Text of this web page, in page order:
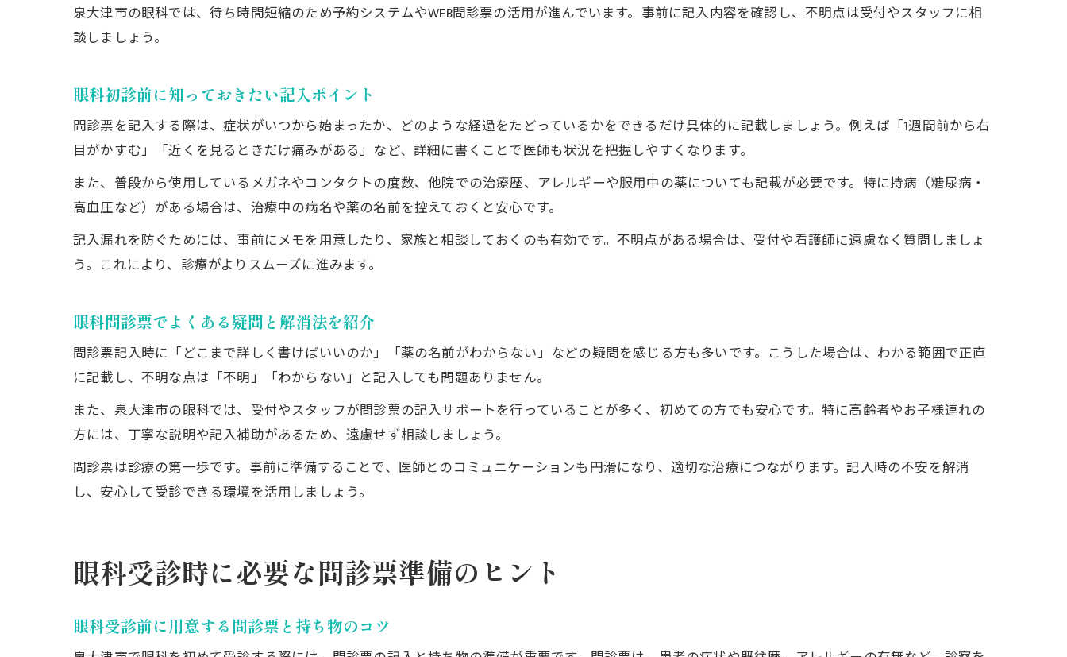
このエリアでスムーズな眼科初診を叶える方法
泉大津市の眼科で快適な初診を実現するコツ
安心のための眼科初診事前準備ポイント
泉大津市の眼科では、待ち時間短縮のため予約システムやWEB問診票の活用が進んでいます。事前に記入内容を確認し、不明点は受付やスタッフに相
談しましょう。
眼科初診前に知っておきたい記入ポイント
問診票を記入する際は、症状がいつから始まったか、どのような経過をたどっているかをできるだけ具体的に記載しましょう。例えば「1週間前から右
目がかすむ」「近くを見るときだけ痛みがある」など、詳細に書くことで医師も状況を把握しやすくなります。
また、普段から使用しているメガネやコンタクトの度数、他院での治療歴、アレルギーや服用中の薬についても記載が必要です。特に持病（糖尿病・
高血圧など）がある場合は、治療中の病名や薬の名前を控えておくと安心です。
記入漏れを防ぐためには、事前にメモを用意したり、家族と相談しておくのも有効です。不明点がある場合は、受付や看護師に遠慮なく質問しましょ
う。これにより、診療がよりスムーズに進みます。
眼科問診票でよくある疑問と解消法を紹介
問診票記入時に「どこまで詳しく書けばいいのか」「薬の名前がわからない」などの疑問を感じる方も多いです。こうした場合は、わかる範囲で正直
に記載し、不明な点は「不明」「わからない」と記入しても問題ありません。
また、泉大津市の眼科では、受付やスタッフが問診票の記入サポートを行っていることが多く、初めての方でも安心です。特に高齢者やお子様連れの
方には、丁寧な説明や記入補助があるため、遠慮せず相談しましょう。
問診票は診療の第一歩です。事前に準備することで、医師とのコミュニケーションも円滑になり、適切な治療につながります。記入時の不安を解消
し、安心して受診できる環境を活用しましょう。
眼科受診時に必要な問診票準備のヒント
眼科受診前に用意する問診票と持ち物のコツ